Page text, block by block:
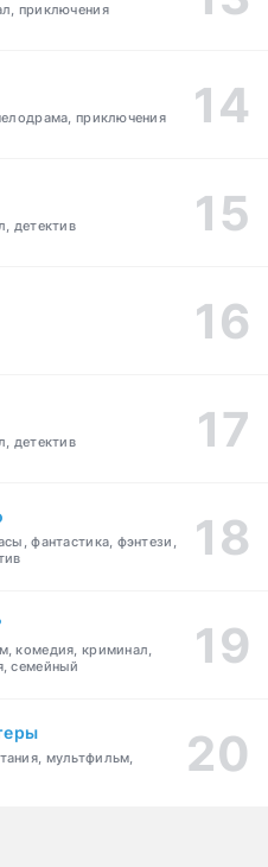
приключения
приключения
детектив
детектив
фантастика, фэнтези,
комедия, криминал,
семейный
мультфильм,